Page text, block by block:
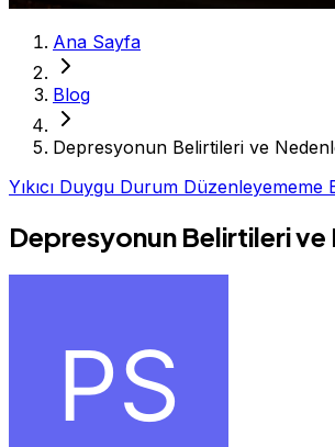
Ana Sayfa
Blog
Depresyonun Belirtileri ve
Yıkıcı Duygu Durum Düzenleyememe
Depresyonun Belirtileri ve